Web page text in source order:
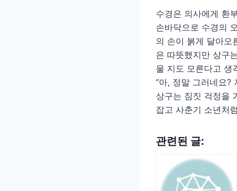
수경은 의사에게 환
손바닥으로 수경의
의 손이 붉게 달아오
은 따뜻했지만 상구
울 지도 모른다고 생
“아, 정말 그러네요?
상구는 짐짓 걱정을
잡고 사춘기 소년처
관련된 글: